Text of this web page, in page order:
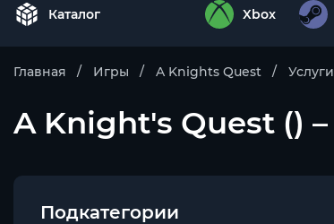
Каталог Xbox
Главная Игры A Knights Quest
A Knight's Quest ()
Подкатегории